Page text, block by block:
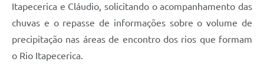
Itapecerica e Cláudio, solicitando o acompanhamento das
chuvas e o repasse de informações sobre o volume de
precipitação nas áreas de encontro dos rios que formam
o Rio Itapecerica.